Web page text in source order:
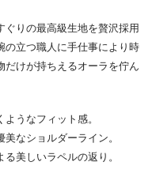
りの最高級生地を贅沢採用
の立つ職人に手仕事により時
だけが持ちえるオーラを佇ん
うなフィット感。
なショルダーライン。
美しいラペルの返り。